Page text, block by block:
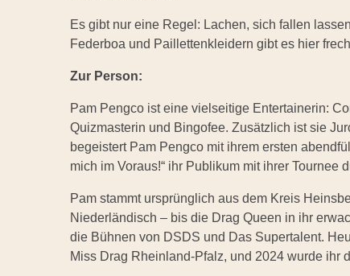
Es gibt nur eine Regel: Lachen, sich fallen
Federboa und Paillettenkleidern gibt es hier
Zur Person:
Pam Pengco ist eine vielseitige Entertainerin:
Quizmasterin und Bingofee. Zusätzlich ist sie
begeistert Pam Pengco mit ihrem ersten
mich im Voraus!“ ihr Publikum mit ihrer
Pam stammt ursprünglich aus dem Kreis
Niederländisch – bis die Drag Queen in ihr
die Bühnen von DSDS und Das Supertalent.
Miss Drag Rheinland-Pfalz, und 2024 wurde ihr